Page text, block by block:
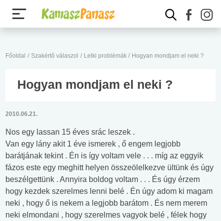
Főoldal / Szakértő válaszol / Lelki problémák / Hogyan mondjam el neki ?
Hogyan mondjam el neki ?
2010.06.21.
Nos egy lassan 15 éves srác leszek .
Van egy lány akit 1 éve ismerek , ő engem legjobb
barátjának tekint . Én is így voltam vele . . . míg az eggyik
fázos este egy meghitt helyen összeölelkezve ültünk és úgy
beszélgettünk . Annyira boldog voltam . . . És úgy érzem
hogy kezdek szerelmes lenni belé . Én úgy adom ki magam
neki , hogy ő is nekem a legjobb barátom . És nem merem
neki elmondani , hogy szerelmes vagyok belé , félek hogy